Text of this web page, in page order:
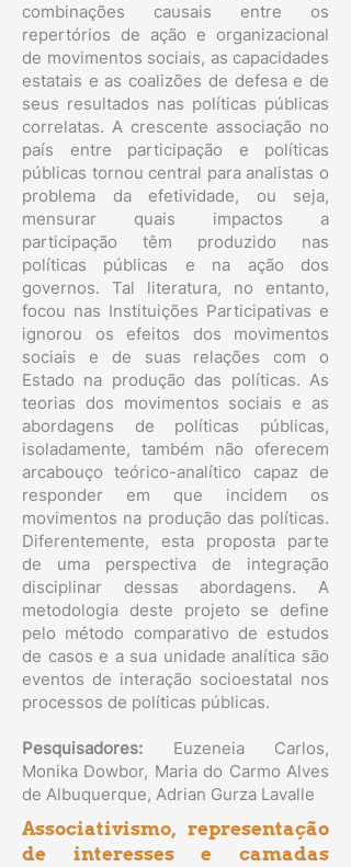
combinações causais entre os
repertórios de ação e organizacional
de movimentos sociais, as capacidades
estatais e as coalizões de defesa e de
seus resultados nas políticas públicas
correlatas. A crescente associação no
país entre participação e políticas
públicas tornou central para analistas o
problema da efetividade, ou seja,
mensurar quais impactos a
participação têm produzido nas
políticas públicas e na ação dos
governos. Tal literatura, no entanto,
focou nas Instituições Participativas e
ignorou os efeitos dos movimentos
sociais e de suas relações com o
Estado na produção das políticas. As
teorias dos movimentos sociais e as
abordagens de políticas públicas,
isoladamente, também não oferecem
arcabouço teórico-analítico capaz de
responder em que incidem os
movimentos na produção das políticas.
Diferentemente, esta proposta parte
de uma perspectiva de integração
disciplinar dessas abordagens. A
metodologia deste projeto se define
pelo método comparativo de estudos
de casos e a sua unidade analítica são
eventos de interação socioestatal nos
processos de políticas públicas.
Pesquisadores: Euzeneia Carlos,
Monika Dowbor, Maria do Carmo Alves
de Albuquerque, Adrian Gurza Lavalle
Associativismo, representação
de interesses e camadas